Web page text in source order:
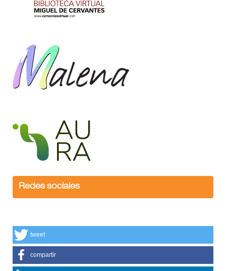
Redes sociales
tweet
compartir